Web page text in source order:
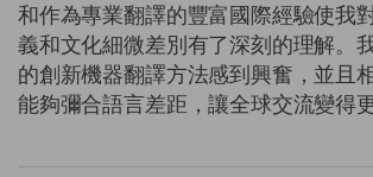
和作為專業翻譯的豐富國際經驗使我
義和文化細微差別有了深刻的理解。
的創新機器翻譯方法感到興奮，並且
能夠彌合語言差距，讓全球交流變得